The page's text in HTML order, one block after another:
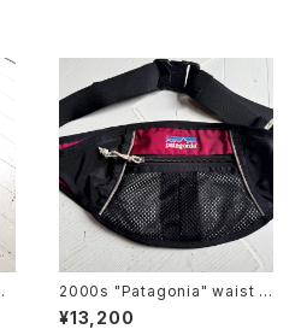
2000s "Patagonia" waist p
ouch
¥13,200